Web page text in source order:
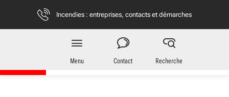
Vous naviguez en mode anonymisé,
Incendies : entreprises, contacts et démarches
Territoires
en Nouvelle-Aquitaine
Menu Contact Recherche